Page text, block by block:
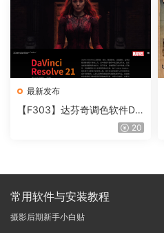
最新发布
【F303】达芬奇调色软件Da
Vinci Resolve Studio21.0.320
常用软件与安装教程
摄影后期新手小白贴